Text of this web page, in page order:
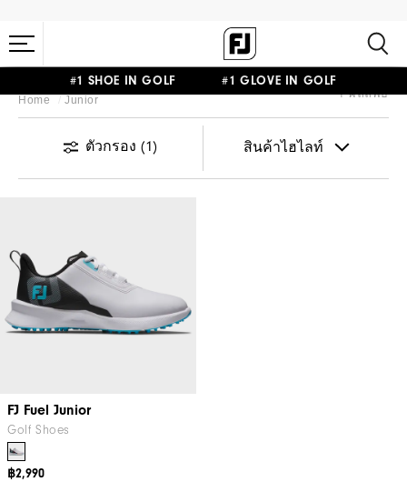
#1 SHOE IN GOLF #1 GLOVE IN GOLF
Home Junior 1 ผลลัพธ์
ตัวกรอง (1)
FJ Fuel Junior
Golf Shoes
฿2,990